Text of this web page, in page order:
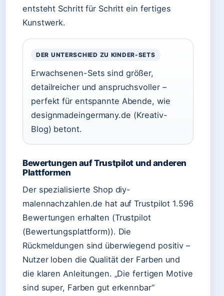
entsteht Schritt für Schritt ein fertiges
Kunstwerk.
DER UNTERSCHIED ZU KINDER-SETS
Erwachsenen-Sets sind größer,
detailreicher und anspruchsvoller –
perfekt für entspannte Abende, wie
designmadeingermany.de (Kreativ-
Blog) betont.
Bewertungen auf Trustpilot und anderen
Plattformen
Der spezialisierte Shop diy-
malennachzahlen.de hat auf Trustpilot 1.596
Bewertungen erhalten (Trustpilot
(Bewertungsplattform)). Die
Rückmeldungen sind überwiegend positiv –
Nutzer loben die Qualität der Farben und
die klaren Anleitungen. „Die fertigen Motive
sind super, Farben gut erkennbar“